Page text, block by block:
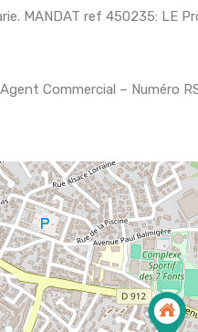
MANDAT ref 450235: LE
Commercial – Numéro